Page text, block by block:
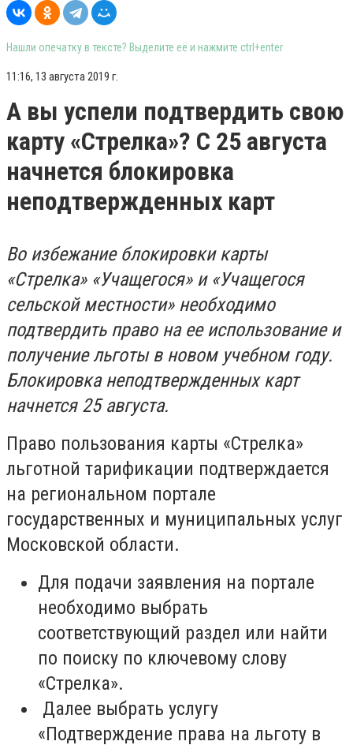
Нашли опечатку в тексте? Выделите её и нажмите ctrl+enter
11:16, 13 августа 2019 г.
А вы успели подтвердить свою
карту «Стрелка»? С 25 августа
начнется блокировка
неподтвержденных карт
Во избежание блокировки карты
«Стрелка» «Учащегося» и «Учащегося
сельской местности» необходимо
подтвердить право на ее использование и
получение льготы в новом учебном году.
Блокировка неподтвержденных карт
начнется 25 августа.
Право пользования карты «Стрелка»
льготной тарификации подтверждается
на региональном портале
государственных и муниципальных услуг
Московской области.
Для подачи заявления на портале
необходимо выбрать
соответствующий раздел или найти
по поиску по ключевому слову
«Стрелка».
Далее выбрать услугу
«Подтверждение права на льготу в